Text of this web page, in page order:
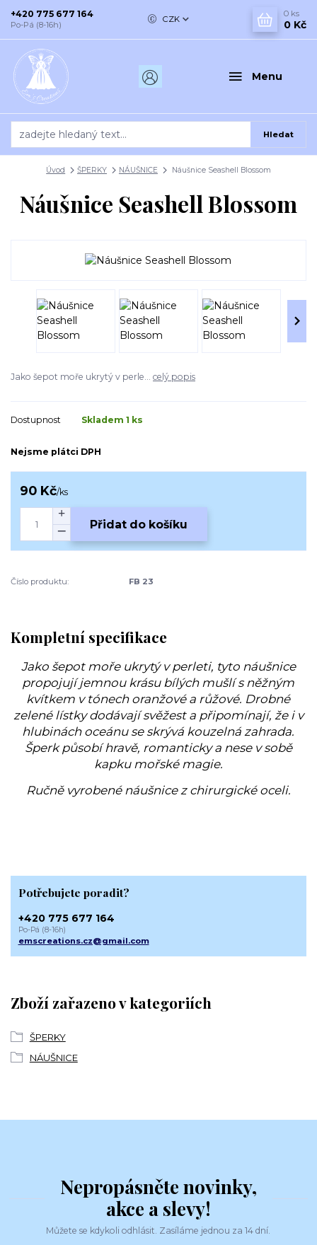
Menu
CZK
Hledat
+420 775 677 164
Po-Pá (8-16h)
0 ks
0 Kč
Úvod ŠPERKY NÁUŠNICE Náušnice Seashell Blossom
Náušnice Seashell Blossom
Jako šepot moře ukrytý v perle... celý popis
Dostupnost Skladem 1 ks
Nejsme plátci DPH
90 Kč/ks
Přidat do košíku
Číslo produktu: FB 23
Kompletní specifikace
Jako šepot moře ukrytý v perleti, tyto náušnice
propojují jemnou krásu bílých mušlí s něžným
kvítkem v tónech oranžové a růžové. Drobné
zelené lístky dodávají svěžest a připomínají, že i v
hlubinách oceánu se skrývá kouzelná zahrada.
Šperk působí hravě, romanticky a nese v sobě
kapku mořské magie.
Ručně vyrobené náušnice z chirurgické oceli.
Zboží zařazeno v kategoriích
ŠPERKY
NÁUŠNICE
Potřebujete poradit?
+420 775 677 164
Po-Pá (8-16h)
emscreations.cz@gmail.com
Nepropásněte novinky,
akce a slevy!
Můžete se kdykoli odhlásit. Zasíláme jednou za 14 dní.